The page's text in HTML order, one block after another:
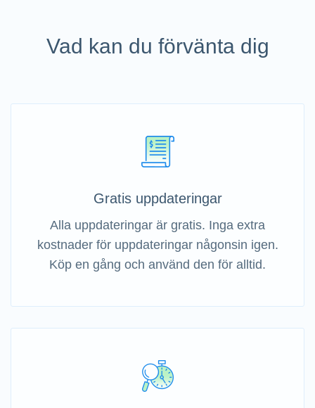
Vad kan du förvänta dig
Gratis uppdateringar
Alla uppdateringar är gratis. Inga extra
kostnader för uppdateringar någonsin igen.
Köp en gång och använd den för alltid.